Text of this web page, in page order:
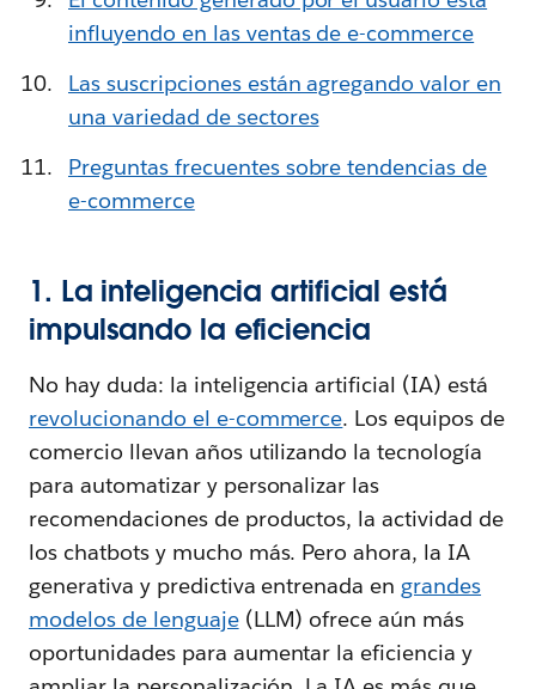
influyendo en las ventas de e-commerce
Las suscripciones están agregando valor en
una variedad de sectores
Preguntas frecuentes sobre tendencias de
e-commerce
1. La inteligencia artificial está
impulsando la eficiencia
No hay duda: la inteligencia artificial (IA) está
revolucionando el e-commerce. Los equipos de
comercio llevan años utilizando la tecnología
para automatizar y personalizar las
recomendaciones de productos, la actividad de
los chatbots y mucho más. Pero ahora, la IA
generativa y predictiva entrenada en grandes
modelos de lenguaje(LLM) ofrece aún más
oportunidades para aumentar la eficiencia y